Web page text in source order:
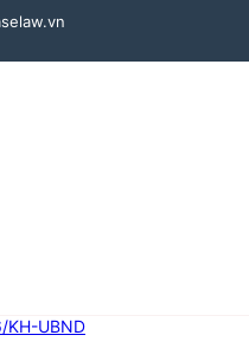
KH-UBND